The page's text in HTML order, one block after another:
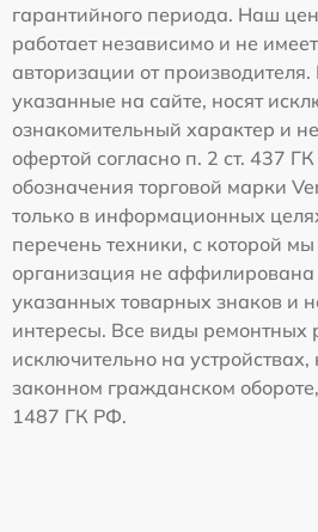
гарантийного периода. Наш
работает независимо и не
авторизации от
указанные на сайте, носят
ознакомительный характер и
офертой согласно п. 2 ст. 437
обозначения торговой марки
только в информационных
перечень техники, с которой
организация не аффилирована
указанных товарных знаков и
интересы. Все виды ремонтных
исключительно на
законном гражданском обороте,
1487 ГК РФ.